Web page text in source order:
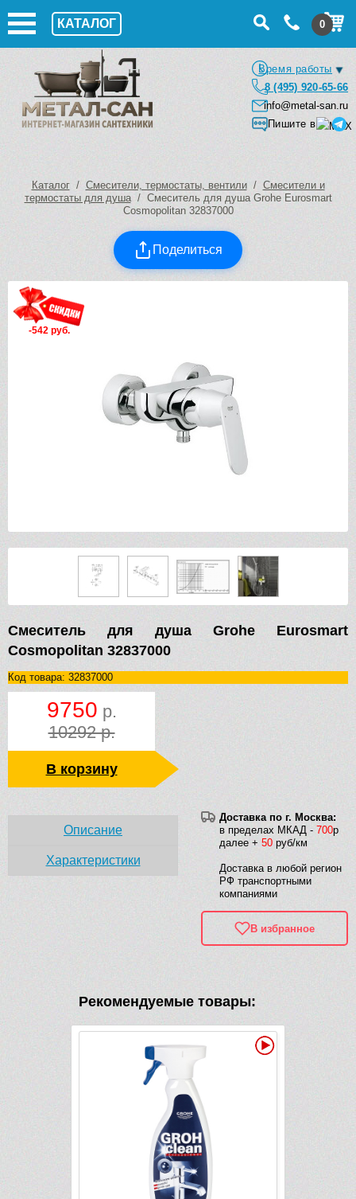
КАТАЛОГ 0
Время работы
8 (495) 920-65-66
info@metal-san.ru
Пишите в
Каталог/ Смесители, термостаты, вентили/ Смесители и
термостаты для душа/ Смеситель для душа Grohe Eurosmart
Cosmopolitan 32837000
Поделиться
-542 руб.
Смеситель для душа Grohe Eurosmart
Cosmopolitan 32837000
Код товара: 32837000
9750 р.
10292 р.
В корзину
Доставка по г. Москва:
в пределах МКАД - 700р
далее + 50 руб/км
Доставка в любой регион
РФ транспортными
компаниями
В избранное
Описание
Характеристики
Рекомендуемые товары: